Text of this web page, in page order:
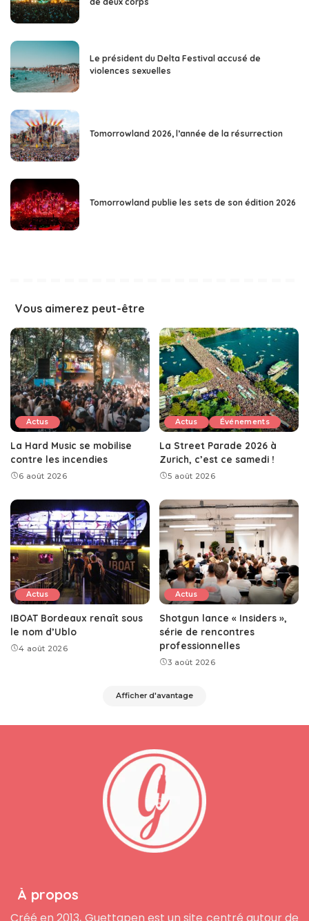
Le président du Delta Festival accusé de
violences sexuelles
Tomorrowland 2026, l’année de la résurrection
Tomorrowland publie les sets de son édition 2026
Vous aimerez peut-être
Actus
La Hard Music se mobilise
contre les incendies
6 août 2026
Actus Événements
La Street Parade 2026 à
Zurich, c’est ce samedi !
5 août 2026
Actus
IBOAT Bordeaux renaît sous
le nom d’Ublo
4 août 2026
Actus
Shotgun lance « Insiders »,
série de rencontres
professionnelles
3 août 2026
Afficher d'avantage
À propos
Créé en 2013, Guettapen est un site centré autour de